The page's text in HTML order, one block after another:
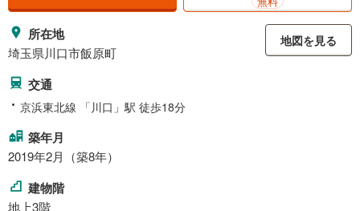
所在地
埼玉県川口市飯原町
地図を見る
交通
京浜東北線 「川口」駅 徒歩18分
築年月
2019年2月（築8年）
建物階
地上3階